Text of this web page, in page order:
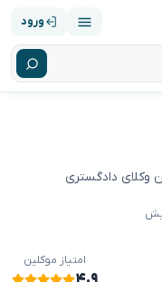
ورود
وکلای دادگستری
امتیاز موکلین